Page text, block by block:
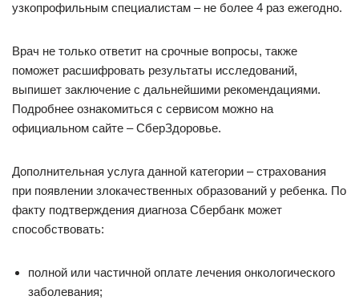
узкопрофильным специалистам – не более 4 раз ежегодно.
Врач не только ответит на срочные вопросы, также
поможет расшифровать результаты исследований,
выпишет заключение с дальнейшими рекомендациями.
Подробнее ознакомиться с сервисом можно на
официальном сайте – СберЗдоровье.
Дополнительная услуга данной категории – страхования
при появлении злокачественных образований у ребенка. По
факту подтверждения диагноза Сбербанк может
способствовать:
полной или частичной оплате лечения онкологического
заболевания;